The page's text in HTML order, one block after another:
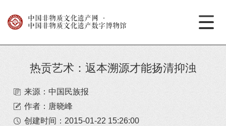
中国非物质文化遗产网
·
中国非物质文化遗产数字博物馆
热贡艺术：返本溯源才能扬清抑浊
来源：中国民族报
作者：唐晓峰
创建时间： 2015-01-22 15:26:00